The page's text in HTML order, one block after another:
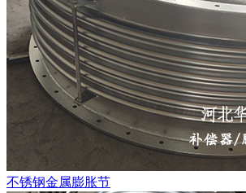
不锈钢金属膨胀节